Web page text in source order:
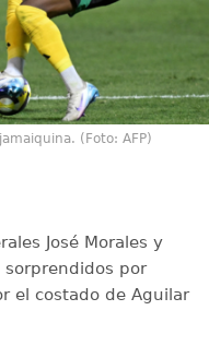
(Foto: AFP)
José Morales y
sorprendidos por
el costado de Aguilar